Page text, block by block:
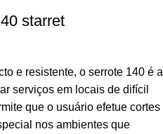
starret
e resistente, o serrote 140 é a
serviços em locais de difícil
que o usuário efetue cortes
nos ambientes que